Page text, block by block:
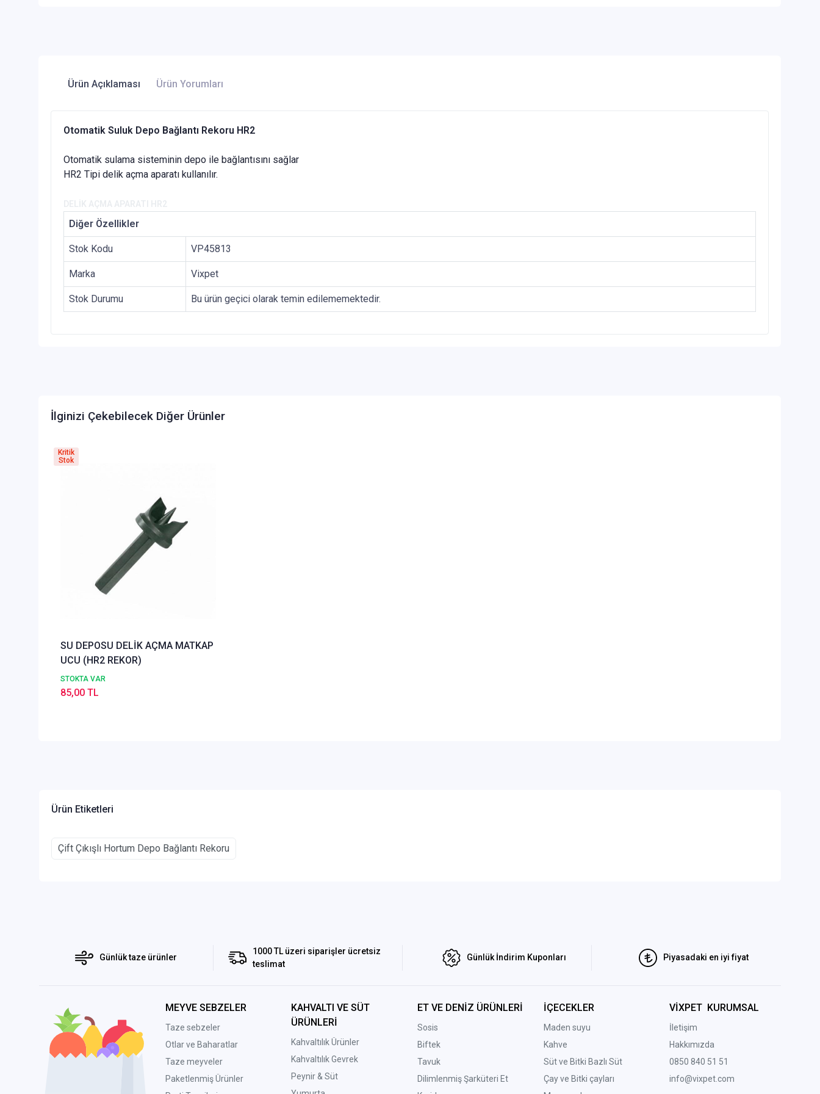
Ürün Açıklaması Ürün Yorumları
Otomatik Suluk Depo Bağlantı Rekoru HR2
Otomatik sulama sisteminin depo ile bağlantısını sağlar
HR2 Tipi delik açma aparatı kullanılır.
Diğer Özellikler
Stok Kodu VP45813
Marka Vixpet
Stok Durumu Bu ürün geçici olarak temin edilememektedir.
İlginizi Çekebilecek Diğer Ürünler
SU DEPOSU DELİK AÇMA MATKAP
UCU (HR2 REKOR)
STOKTA VAR
85,00 TL
Kritik
Stok
Ürün Etiketleri
Çift Çıkışlı Hortum Depo Bağlantı Rekoru
Günlük taze ürünler
1000 TL üzeri siparişler ücretsiz
teslimat
Günlük İndirim Kuponları Piyasadaki en iyi fiyat
MEYVE SEBZELER
Taze sebzeler
Otlar ve Baharatlar
Taze meyveler
Paketlenmiş Ürünler
KAHVALTI VE SÜT
ÜRÜNLERİ
Kahvaltılık Ürünler
Kahvaltılık Gevrek
Peynir & Süt
ET VE DENİZ ÜRÜNLERİ
Sosis
Biftek
Tavuk
Dilimlenmiş Şarküteri Et
İÇECEKLER
Maden suyu
Kahve
Süt ve Bitki Bazlı Süt
Çay ve Bitki çayları
VİXPET KURUMSAL
İletişim
Hakkımızda
0850 840 51 51
info@vixpet.com